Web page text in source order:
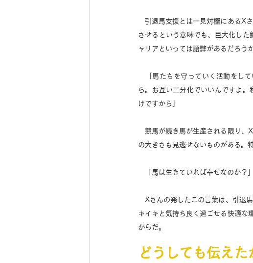
引退馬支援とは一見対極にあるX
させるという意味でも、巨大化し
ャリアといっては語弊があるだろうか
「馬たちを守っていく活動をして
ら。お互い二分化でいいんですよ
けですから」
競馬が続き馬が生産される限り、
の大きさも見逃せないものがある。
「馬は生きていれば幸せなのか？」
Xさんの発したこの言葉は、引退
キイキと気持ち良く過ごせる快適な
からだ。
どうしても伝えた